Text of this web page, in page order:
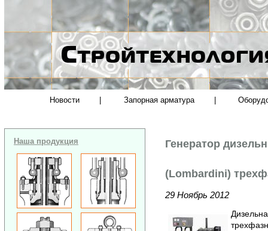
Новости Запорная арматура
Наша продукция Генератор
(Lombardini)
29 Ноябрь 2012